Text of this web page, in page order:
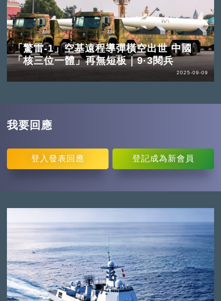
「驚雷-1」空基遠程導彈橫空出世 中國
「核三位一體」再無短板｜9·3閱兵
2025-09-09
我要回應
登入 發表回應 登記成為新會員